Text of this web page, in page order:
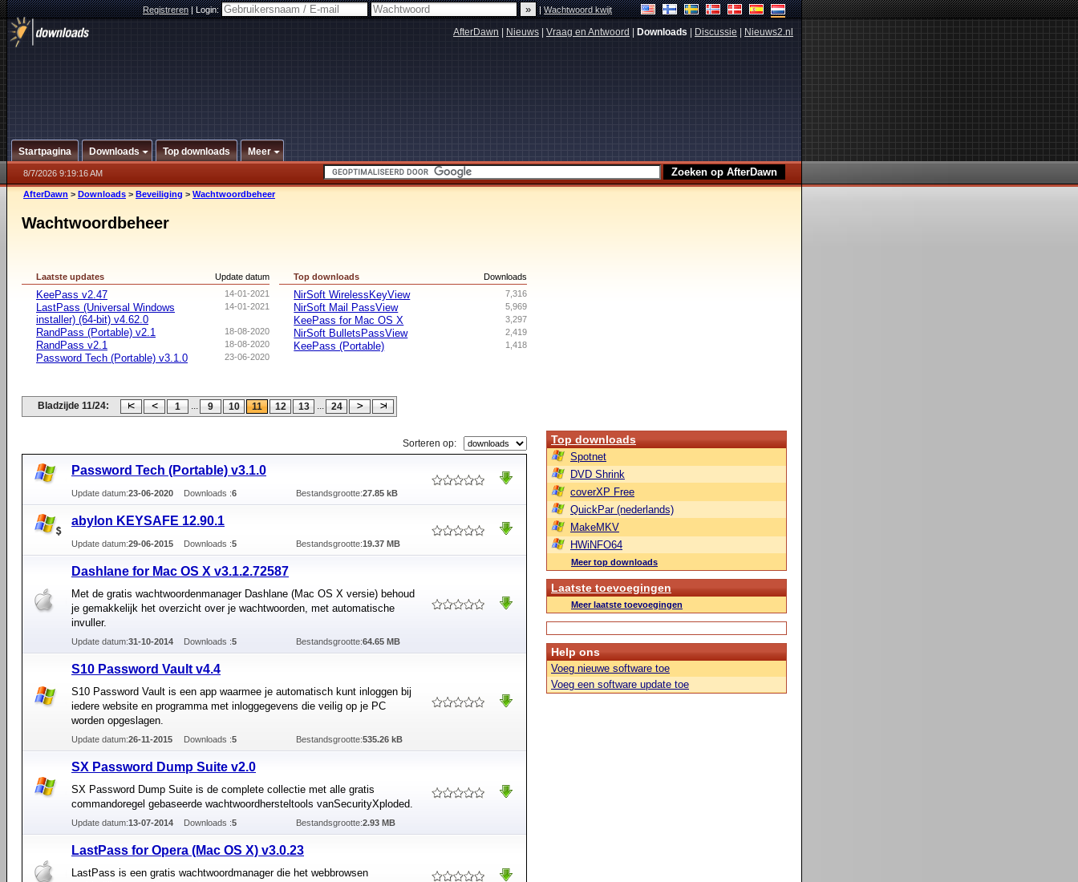
Registreren|Login: |Wachtwoord kwijt
AfterDawn Nieuws Vraag en Antwoord Downloads Discussie Nieuws2.nl
Startpagina Downloads Top downloads Meer
8/7/2026 9:19:16 AM
AfterDawn > Downloads > Beveiliging > Wachtwoordbeheer
Wachtwoordbeheer
Update datum
Laatste updates
14-01-2021
KeePass v2.47
14-01-2021
LastPass (Universal Windows
installer) (64-bit) v4.62.0
18-08-2020
RandPass (Portable) v2.1
18-08-2020
RandPass v2.1
23-06-2020
Password Tech (Portable) v3.1.0
Downloads
Top downloads
7,316
NirSoft WirelessKeyView
5,969
NirSoft Mail PassView
3,297
KeePass for Mac OS X
2,419
NirSoft BulletsPassView
1,418
KeePass (Portable)
Bladzijde 11/24: 1 ... 9 10 11 12 13 ... 24
Sorteren op:
Password Tech (Portable) v3.1.0
Update datum:23-06-2020 Downloads :6 Bestandsgrootte:27.85 kB
abylon KEYSAFE 12.90.1
Update datum:29-06-2015 Downloads :5 Bestandsgrootte:19.37 MB
Dashlane for Mac OS X v3.1.2.72587
Met de gratis wachtwoordenmanager Dashlane (Mac OS X versie) behoud
je gemakkelijk het overzicht over je wachtwoorden, met automatische
invuller.
Update datum:31-10-2014 Downloads :5 Bestandsgrootte:64.65 MB
S10 Password Vault v4.4
S10 Password Vault is een app waarmee je automatisch kunt inloggen bij
iedere website en programma met inloggegevens die veilig op je PC
worden opgeslagen.
Update datum:26-11-2015 Downloads :5 Bestandsgrootte:535.26 kB
SX Password Dump Suite v2.0
SX Password Dump Suite is de complete collectie met alle gratis
commandoregel gebaseerde wachtwoordhersteltools vanSecurityXploded.
Update datum:13-07-2014 Downloads :5 Bestandsgrootte:2.93 MB
LastPass for Opera (Mac OS X) v3.0.23
LastPass is een gratis wachtwoordmanager die het webbrowsen
Top downloads
Spotnet
DVD Shrink
coverXP Free
QuickPar (nederlands)
MakeMKV
HWiNFO64
Meer top downloads
Laatste toevoegingen
Meer laatste toevoegingen
Help ons
Voeg nieuwe software toe
Voeg een software update toe